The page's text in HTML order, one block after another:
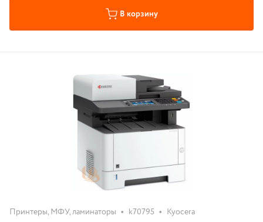
В корзину
Принтеры, МФУ, ламинаторы • k70795 • Kyocera